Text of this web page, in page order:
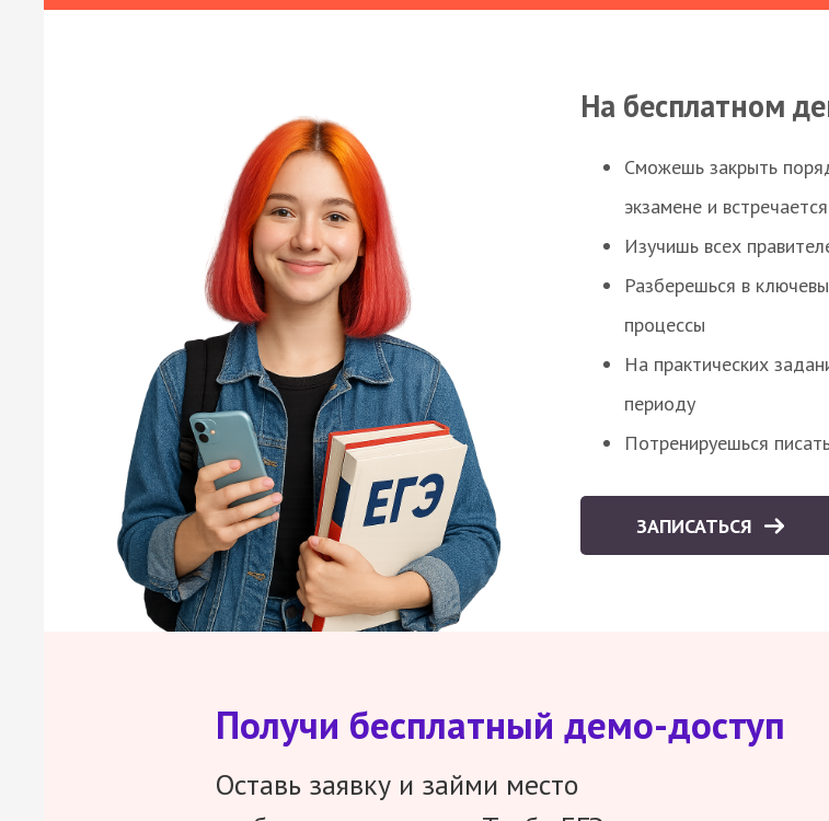
На бесплатном
Сможешь закрыть
экзамене и
Изучишь всех
Разберешься в
процессы
На практических
периоду
Потренируешься
ЗАПИСАТЬСЯ
Получи бесплатный демо-доступ
Оставь заявку и займи место